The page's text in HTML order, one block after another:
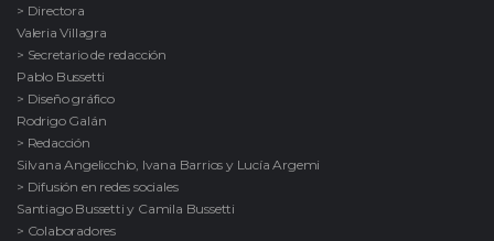
> Directora
Valeria Villagra
> Secretario de redacción
Pablo Bussetti
> Diseño gráfico
Rodrigo Galán
> Redacción
Silvana Angelicchio, Ivana Barrios y Lucía Argemi
> Difusión en redes sociales
Santiago Bussetti y Camila Bussetti
> Colaboradores